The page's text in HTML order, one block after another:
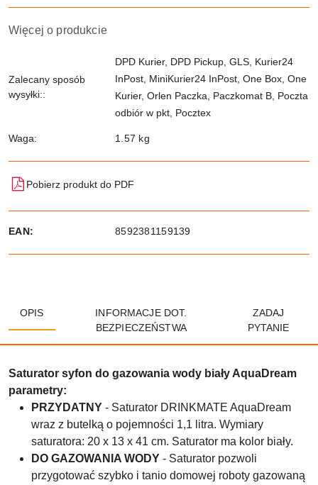
Więcej o produkcie
Zalecany sposób
wysyłki::
DPD Kurier, DPD Pickup, GLS, Kurier24
InPost, MiniKurier24 InPost, One Box, One
Kurier, Orlen Paczka, Paczkomat B, Poczta
odbiór w pkt, Pocztex
Waga: 1.57 kg
Pobierz produkt do PDF
EAN: 8592381159139
OPIS
INFORMACJE DOT.
BEZPIECZEŃSTWA
ZADAJ
PYTANIE
Saturator syfon do gazowania wody biały AquaDream
parametry:
PRZYDATNY - Saturator DRINKMATE AquaDream
wraz z butelką o pojemności 1,1 litra. Wymiary
saturatora: 20 x 13 x 41 cm. Saturator ma kolor biały.
DO GAZOWANIA WODY - Saturator pozwoli
przygotować szybko i tanio domowej roboty gazowaną